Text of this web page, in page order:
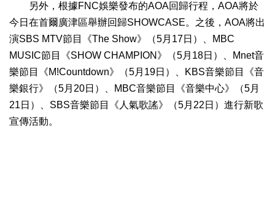
另外，根據FNC娛樂發布的AOA回歸行程，AOA將於
今日在首爾廣津區舉辦回歸SHOWCASE。之後，AOA將出
演SBS MTV節目《The Show》（5月17日）、MBC
MUSIC節目《SHOW CHAMPION》（5月18日）、Mnet音
樂節目《M!Countdown》（5月19日）、KBS音樂節目《音
樂銀行》（5月20日）、MBC音樂節目《音樂中心》（5月
21日）、SBS音樂節目《人氣歌謠》（5月22日）進行新歌
宣傳活動。